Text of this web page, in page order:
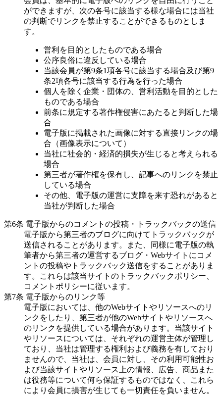
ができますが、次の各号に該当する様な場合には当社
の判断でリンクを禁止することができるものとしま
す。
営利を目的としたものである場合
公序良俗に違反している場合
当該会員が第9条1項各号に該当する場合及び第9
条2項各号に該当する行為を行った場合
個人を除く企業・団体の、営利活動を目的とした
ものである場合
前条に規定する著作権侵害にあたると判断した場
合
電子版に掲載された画像に対する直接リンクの場
合（画像表示について）
当社に社会的・経済的損失が生じると考えられる
場合
第三者が著作権を保有し、記事へのリンクを禁止
している場合
その他、電子版の運営に支障を来す恐れがあると
当社が判断した場合
第6条 電子版からのコメントの投稿・トラックバックの送信
電子版から第三者のブログに向けてトラックバックが
送信されることがあります。また、同様に電子版の執
筆者から第三者の運営するブログ・Webサイトにコメ
ントの投稿やトラックバック送信をすることがありま
す。これらは該当サイトのトラックバックポリシー、
コメントポリシーに従います。
第7条 電子版からのリンク等
電子版においては、他のWebサイトやリソースへのリ
ンクをしたり、第三者が他のWebサイトやリソースへ
のリンクを提供している場合があります。当該サイト
やリソースについては、それぞれの運営主体が管理し
ており、当社は管理する権利および義務を有しており
ませんので、当社は、会員に対し、その利用可能性お
よび当該サイトやリソース上の情報、広告、商品また
は役務等について何ら保証するものではなく、これら
により会員に損害が生じても一切責任を負いません。